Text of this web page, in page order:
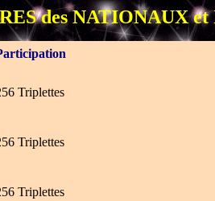
des NATIONAUX
Triplettes
Triplettes
Triplettes